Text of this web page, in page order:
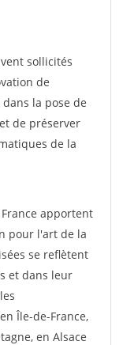
sollicités
de
la pose de
de préserver
de la
apportent
pour l'art de la
se reflètent
et dans leur
Île-de-France,
en Alsace